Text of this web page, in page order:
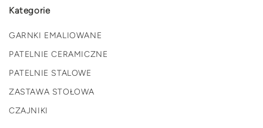
Kategorie
GARNKI EMALIOWANE
PATELNIE CERAMICZNE
PATELNIE STALOWE
ZASTAWA STOŁOWA
CZAJNIKI